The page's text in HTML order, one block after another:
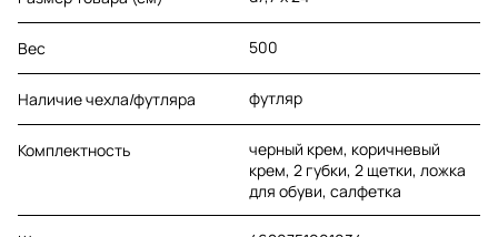
Вес 500
Наличие чехла/футляра футляр
Комплектность
черный крем, коричневый
крем, 2 губки, 2 щетки, ложка
для обуви, салфетка